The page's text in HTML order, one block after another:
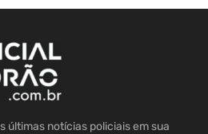
últimas notícias policiais em sua